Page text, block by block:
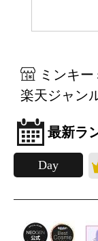
ミンキ
楽天ジャン
最新ラ
Day